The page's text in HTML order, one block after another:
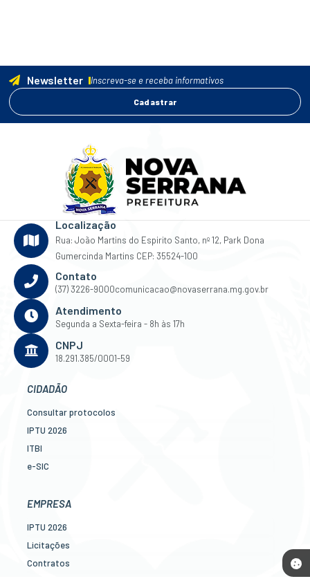
Newsletter Inscreva-se e receba informativos
Cadastrar
Localização
Rua: João Martins do Espirito Santo, nº 12, Park Dona
Gumercinda Martins CEP: 35524-100
Contato
(37) 3226-9000comunicacao@novaserrana.mg.gov.br
Atendimento
Segunda a Sexta-feira - 8h às 17h
CNPJ
18.291.385/0001-59
CIDADÃO
Consultar protocolos
IPTU 2026
ITBI
e-SIC
Legislação
EMPRESA
IPTU 2026
Licitações
Contratos